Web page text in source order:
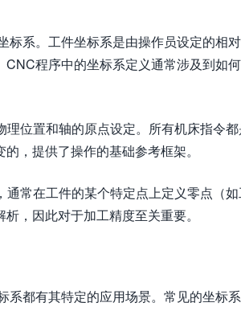
系。工件坐标系是由操作员设定的相
程序中的坐标系定义通常涉及到如
位置和轴的原点设定。所有机床指令
，提供了操作的基础参考框架。
常在工件的某个特定点上定义零点（
，因此对于加工精度至关重要。
都有其特定的应用场景。常见的坐标系